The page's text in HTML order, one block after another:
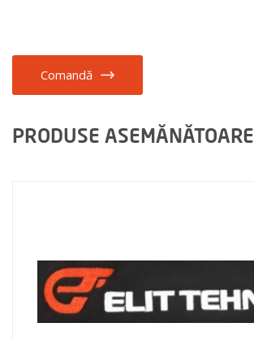
Comandă
PRODUSE ASEMĂNĂTOARE